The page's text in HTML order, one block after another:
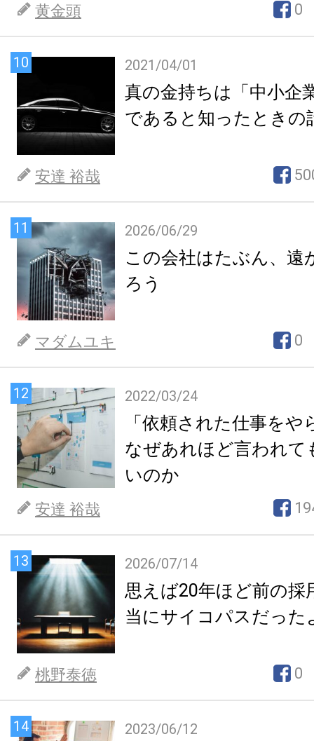
黄金頭 0
10 2021/04/01
真の金持ちは「中小企
であると知ったときの
安達 裕哉
11 2026/06/29
この会社はたぶん、遠
ろう
マダムユキ 0
12 2022/03/24
「依頼された仕事を
なぜあれほど言われて
いのか
安達 裕哉
13 2026/07/14
思えば20年ほど前の採
当にサイコパスだった
桃野泰徳 0
14 2023/06/12